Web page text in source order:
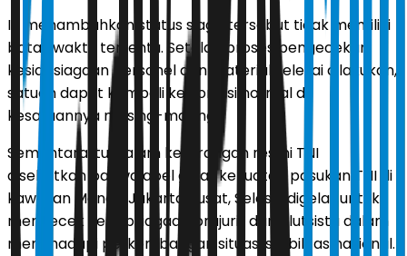
Ia menambahkan status siaga tersebut tidak memiliki
batas waktu tertentu. Setelah proses pengecekan
kesiapsiagaan personel dan material selesai dilakukan,
satuan dapat kembali ke kondisi normal di
kesatuannya masing-masing.
Sementara itu, dalam keterangan resmi TNI
disebutkan bahwa apel gelar kekuatan pasukan TNI di
kawasan Monas, Jakarta Pusat, Selasa, digelar untuk
mengecek kesiapsiagaan prajurit dan alutsista dalam
menghadapi perkembangan situasi stabilitas nasional.